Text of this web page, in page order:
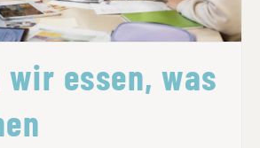
wir essen, was